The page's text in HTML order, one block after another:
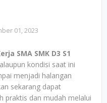
01, 2023
SMA SMK D3 S1
kondisi saat ini
menjadi halangan
sekarang dapat
praktis dan mudah melalui